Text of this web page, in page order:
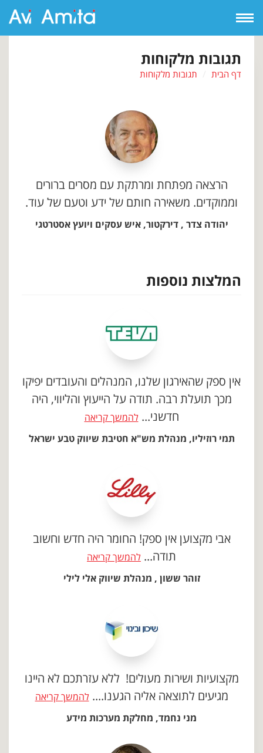
Open
Navigation
תגובות מלקוחות
דף הבית תגובות מלקוחות
הרצאה מפתחת ומרתקת עם מסרים ברורים
וממוקדים. משאירה חותם של ידע וטעם של עוד.
יהודה צדר , דירקטור, איש עסקים ויועץ אסטרטגי
המלצות נוספות
אין ספק שהאירגון שלנו, המנהלים והעובדים יפיקו
מכך תועלת רבה. תודה על הייעוץ והליווי, היה
חדשני...להמשך קריאה
תמי רוזיליו, מנהלת מש"א חטיבת שיווק טבע ישראל
אבי מקצוען אין ספק! החומר היה חדש וחשוב
תודה... להמשך קריאה
זוהר ששון , מנהלת שיווק אלי לילי
מקצועיות ושירות מעולים! ללא עזרתכם לא היינו
מגיעים לתוצאה אליה הגענו....להמשך קריאה
מני נחמד, מחלקת מערכות מידע